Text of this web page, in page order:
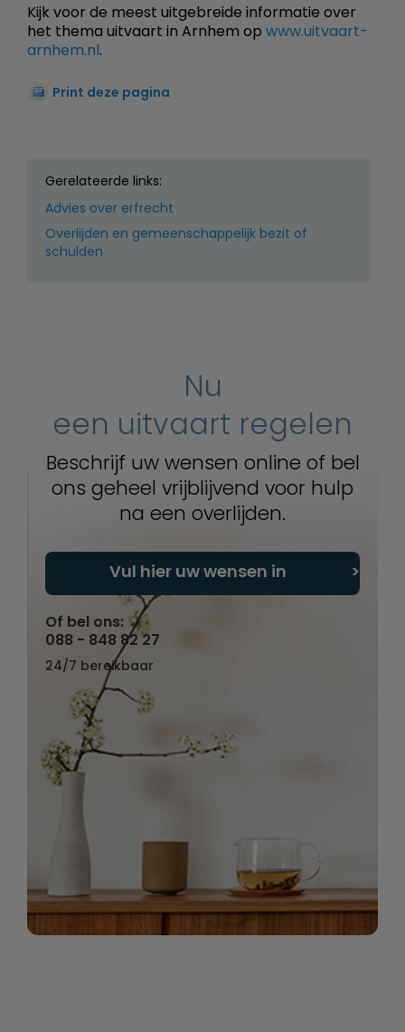
Kijk voor de meest uitgebreide informatie over
het thema uitvaart in Arnhem op www.uitvaart-
arnhem.nl.
Print deze pagina
Gerelateerde links:
Advies over erfrecht
Overlijden en gemeenschappelijk bezit of
schulden
Nu
een uitvaart regelen
Beschrijf uw wensen online of bel
ons geheel vrijblijvend voor hulp
na een overlijden.
Vul hier uw wensen in
Of bel ons:
088 - 848 82 27
24/7 bereikbaar